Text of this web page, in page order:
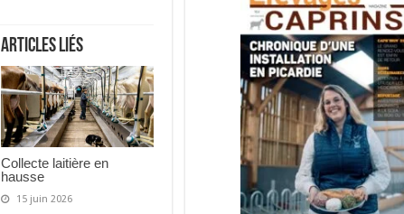
Articles liés
Collecte laitière en
hausse
15 juin 2026